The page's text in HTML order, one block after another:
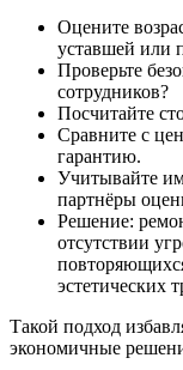
Оцените
уставшей или
Проверьте
сотрудников?
Посчитайте
Сравните с
гарантию.
Учитывайте
партнёры
Решение:
отсутствии
эстетических
Такой подход
экономичные